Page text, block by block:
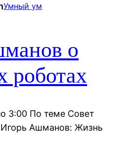
Умный ум
о
роботах
3:00 По теме Совет
Ашманов: Жизнь